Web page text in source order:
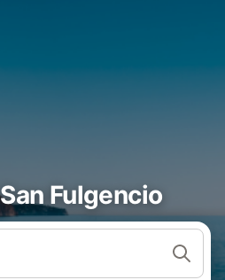
Fulgencio